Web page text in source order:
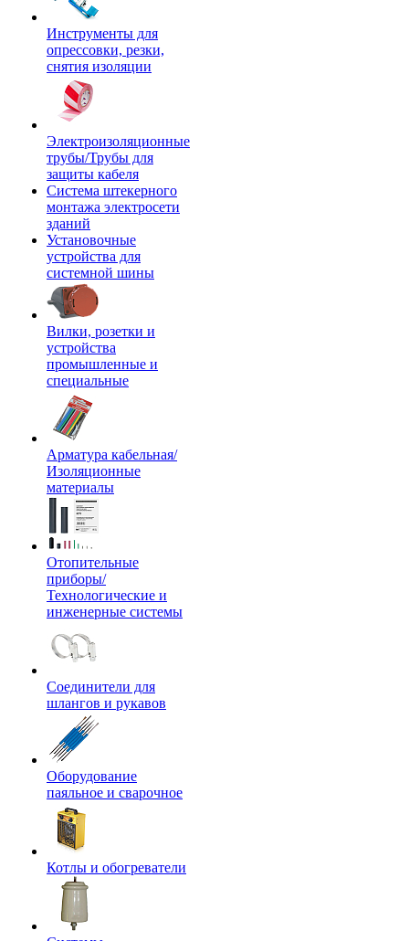
Инструменты для
опрессовки, резки,
снятия изоляции
Электроизоляционные
трубы/Трубы для
защиты кабеля
Система штекерного
монтажа электросети
зданий
Установочные
устройства для
системной шины
Вилки, розетки и
устройства
промышленные и
специальные
Арматура кабельная/
Изоляционные
материалы
Отопительные
приборы/
Технологические и
инженерные системы
Соединители для
шлангов и рукавов
Оборудование
паяльное и сварочное
Котлы и обогреватели